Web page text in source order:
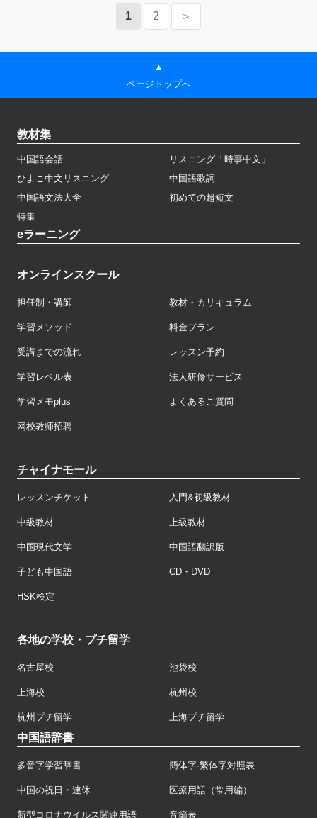
1 2 ＞
▲
ページトップへ
教材集
中国語会話
リスニング「時事中文」
ひよこ中文リスニング
中国語歌詞
中国語文法大全
初めての超短文
特集
eラーニング
オンラインスクール
担任制・講師 教材・カリキュラム
学習メソッド 料金プラン
受講までの流れ レッスン予約
学習レベル表 法人研修サービス
学習メモplus よくあるご質問
网校教师招聘
チャイナモール
レッスンチケット 入門&初級教材
中級教材 上級教材
中国現代文学 中国語翻訳版
子ども中国語 CD・DVD
HSK検定
各地の学校・プチ留学
名古屋校 池袋校
上海校 杭州校
杭州プチ留学 上海プチ留学
中国語辞書
多音字学習辞書 簡体字·繁体字対照表
中国の祝日・連休 医療用語（常用編）
新型コロナウイルス関連用語 音節表